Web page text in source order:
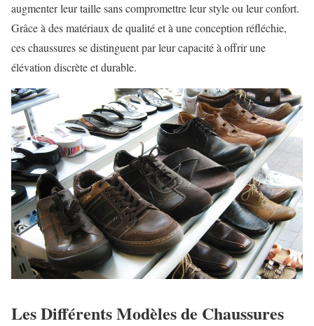
augmenter leur taille sans compromettre leur style ou leur confort.
Grâce à des matériaux de qualité et à une conception réfléchie,
ces chaussures se distinguent par leur capacité à offrir une
élévation discrète et durable.
Les Différents Modèles de Chaussures